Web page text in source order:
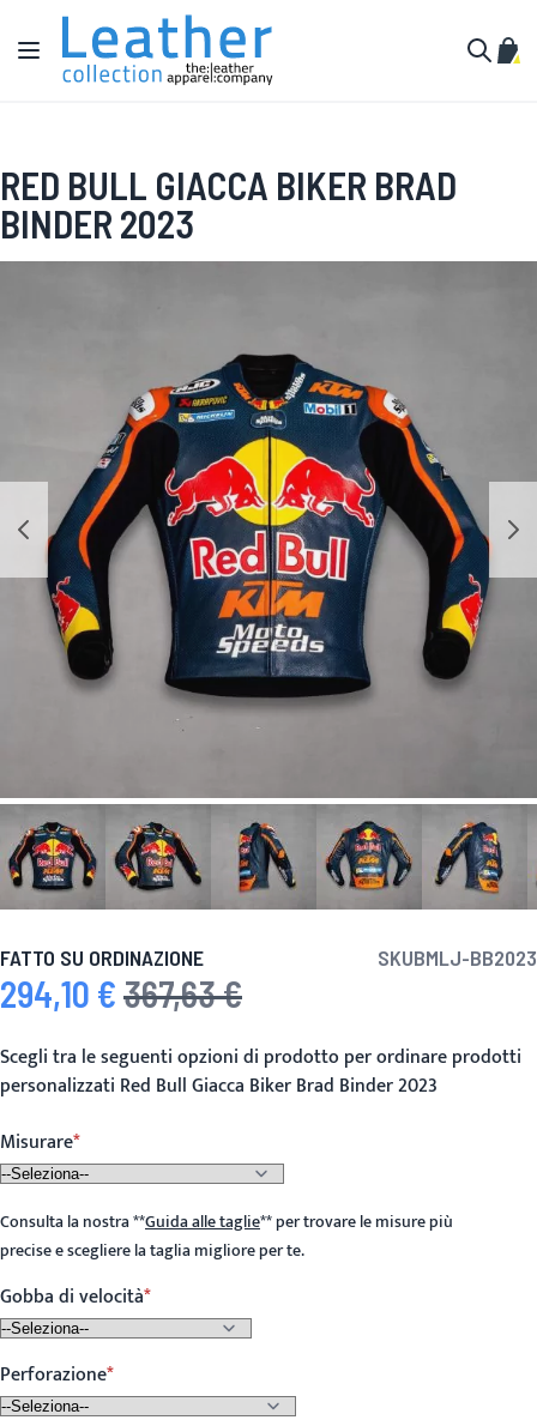
Salta al contenuto
Toggle Nav
RED BULL GIACCA BIKER BRAD
BINDER 2023
FATTO SU ORDINAZIONE SKUBMLJ-BB2023
Prezzo speciale
294,10 € Prezzo predefinito
367,63 €
Scegli tra le seguenti opzioni di prodotto per ordinare prodotti
personalizzati Red Bull Giacca Biker Brad Binder 2023
Misurare
Consulta la nostra**Guida alle taglie**per trovare le misure più
precise e scegliere la taglia migliore per te.
Gobba di velocità
Perforazione